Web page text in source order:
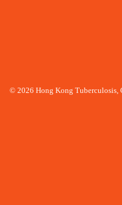
© 2026 Hong Kong Tuberculosis,